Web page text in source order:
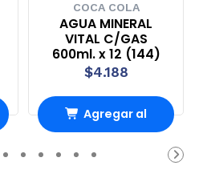
COCA COLA
AGUA MINERAL
VITAL C/GAS
600ml. x 12 (144)
$4.188
Agregar al
Carro